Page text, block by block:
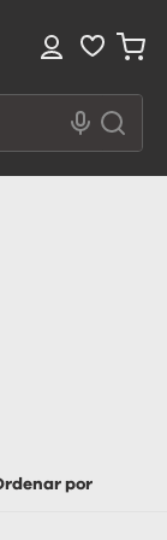
por